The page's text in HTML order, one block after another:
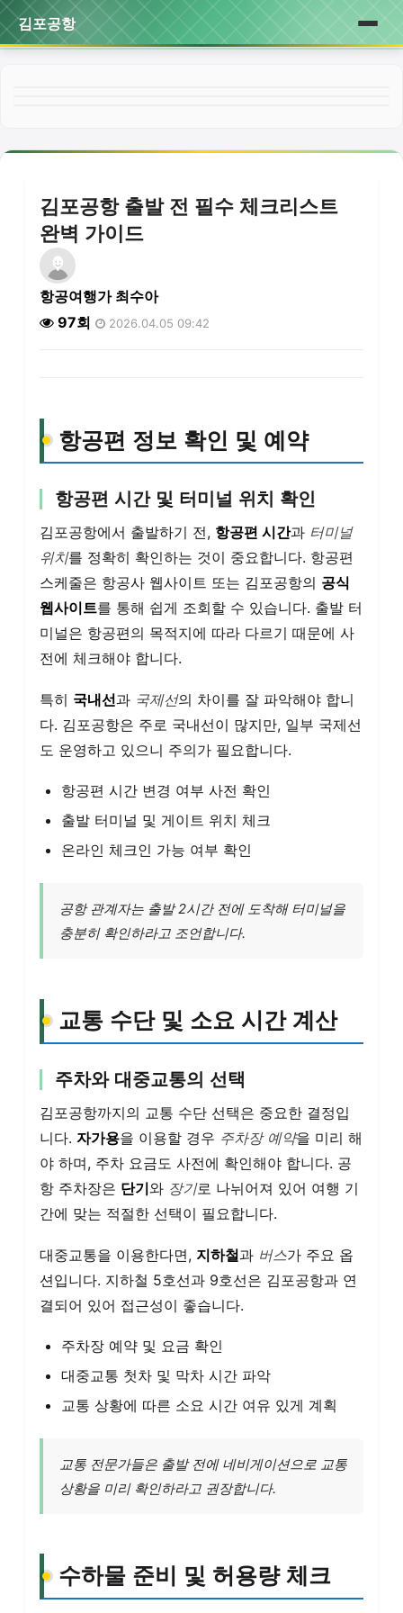
김포공항
김포공항 출발 전 필수 체크리스트
완벽 가이드
항공여행가 최수아
97회
2026.04.05 09:42
항공편 정보 확인 및 예약
항공편 시간 및 터미널 위치 확인
김포공항에서 출발하기 전, 항공편 시간과 터미널
위치를 정확히 확인하는 것이 중요합니다. 항공편
스케줄은 항공사 웹사이트 또는 김포공항의 공식
웹사이트를 통해 쉽게 조회할 수 있습니다. 출발 터
미널은 항공편의 목적지에 따라 다르기 때문에 사
전에 체크해야 합니다.
특히 국내선과 국제선의 차이를 잘 파악해야 합니
다. 김포공항은 주로 국내선이 많지만, 일부 국제선
도 운영하고 있으니 주의가 필요합니다.
항공편 시간 변경 여부 사전 확인
출발 터미널 및 게이트 위치 체크
온라인 체크인 가능 여부 확인
공항 관계자는 출발 2시간 전에 도착해 터미널을
충분히 확인하라고 조언합니다.
교통 수단 및 소요 시간 계산
주차와 대중교통의 선택
김포공항까지의 교통 수단 선택은 중요한 결정입
니다. 자가용을 이용할 경우 주차장 예약을 미리 해
야 하며, 주차 요금도 사전에 확인해야 합니다. 공
항 주차장은 단기와 장기로 나뉘어져 있어 여행 기
간에 맞는 적절한 선택이 필요합니다.
대중교통을 이용한다면, 지하철과 버스가 주요 옵
션입니다. 지하철 5호선과 9호선은 김포공항과 연
결되어 있어 접근성이 좋습니다.
주차장 예약 및 요금 확인
대중교통 첫차 및 막차 시간 파악
교통 상황에 따른 소요 시간 여유 있게 계획
교통 전문가들은 출발 전에 네비게이션으로 교통
상황을 미리 확인하라고 권장합니다.
수하물 준비 및 허용량 체크